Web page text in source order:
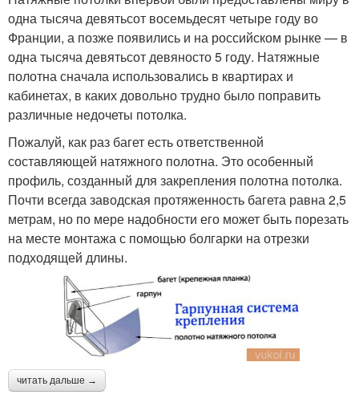
одна тысяча девятьсот восемьдесят четыре году во
Франции, а позже появились и на российском рынке — в
одна тысяча девятьсот девяносто 5 году. Натяжные
полотна сначала использовались в квартирах и
кабинетах, в каких довольно трудно было поправить
различные недочеты потолка.
Пожалуй, как раз багет есть ответственной
составляющей натяжного полотна. Это особенный
профиль, созданный для закрепления полотна потолка.
Почти всегда заводская протяженность багета равна 2,5
метрам, но по мере надобности его может быть порезать
на месте монтажа с помощью болгарки на отрезки
подходящей длины.
читать дальше →